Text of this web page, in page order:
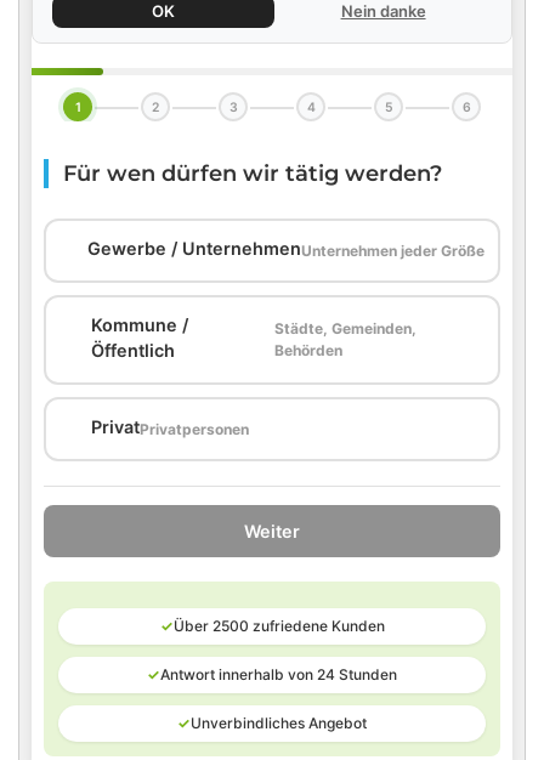
OK
Nein danke
1 2 3 4 5 6
Für wen dürfen wir tätig werden?
Gewerbe / UnternehmenUnternehmen jeder Größe
Kommune /
Öffentlich
Städte, Gemeinden,
Behörden
PrivatPrivatpersonen
Weiter
✓Über 2500 zufriedene Kunden
✓Antwort innerhalb von 24 Stunden
✓Unverbindliches Angebot